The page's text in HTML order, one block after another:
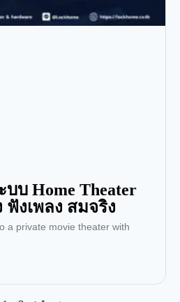
บบ Home Theater
งเพลง สมจริง
a private movie theater with